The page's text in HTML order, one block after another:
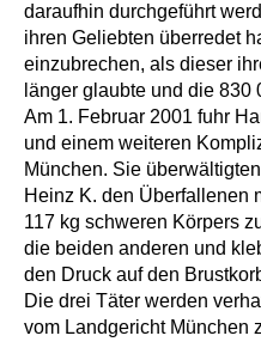
daraufhin durchgeführt
ihren Geliebten überredet
einzubrechen, als dieser
länger glaubte und die
Am 1. Februar 2001 fuhr
und einem weiteren
München. Sie
Heinz K. den Überfallenen
117 kg schweren Körpers
die beiden anderen und
den Druck auf den
Die drei Täter werden
vom Landgericht München